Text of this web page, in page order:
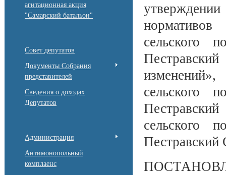
агитационная акция
"Самарский батальон"
Совет депутатов
Документы Собрания
представителей
Сведения о доходах
Депутатов
Администрация
Антимонопольный
комплаенс
сельского
сельского
сельского
Пестравский